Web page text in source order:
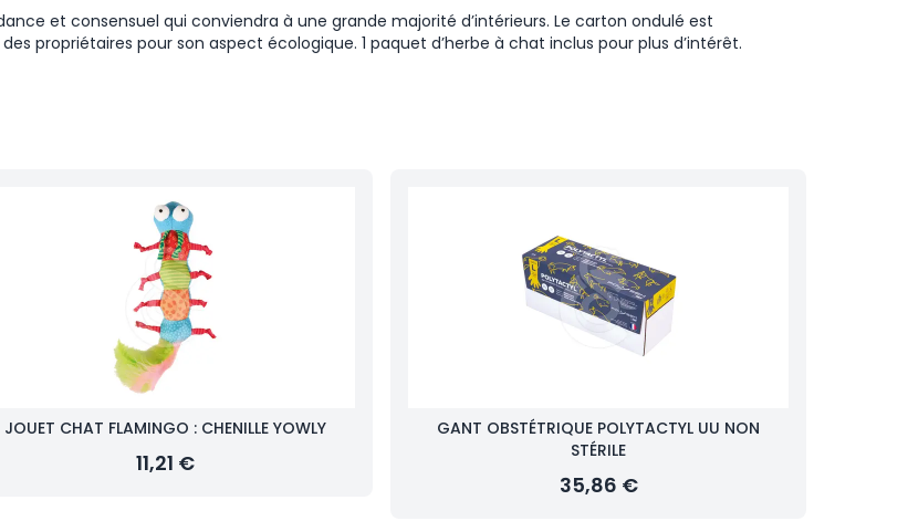
et consensuel qui conviendra à une grande majorité d’intérieurs. Le carton ondulé est
propriétaires pour son aspect écologique. 1 paquet d’herbe à chat inclus pour plus d’intérêt.
JOUET CHAT FLAMINGO : CHENILLE YOWLY
11,21 €
GANT OBSTÉTRIQUE POLYTACTYL UU NON
STÉRILE
35,86 €